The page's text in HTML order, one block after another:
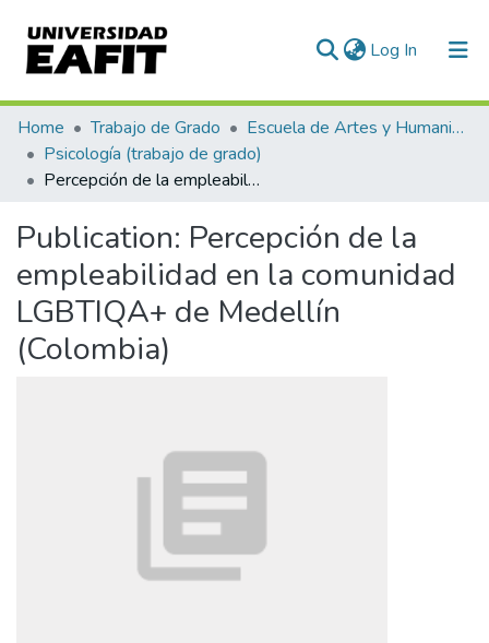
Log In (current)
Communities & Collections
All of DSpace
Home Trabajo de Grado
Escuela de Artes y Humanidades
Psicología (trabajo de grado)
Percepción de la empleabilidad en la comunidad LGBTIQA+ de Medellín (Colombia)
Publication: Percepción de la
empleabilidad en la comunidad
LGBTIQA+ de Medellín
(Colombia)